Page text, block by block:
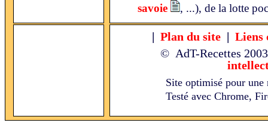
savoie
, ...), de la lotte
| Plan du site | Liens
© AdT-Recettes
Site optimisé pour
Testé avec Chrome,